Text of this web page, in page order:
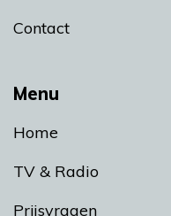
Menu
Home
TV & Radio
Prijsvragen
Contact